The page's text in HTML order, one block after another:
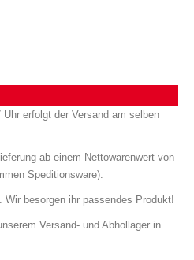
erfolgt der Versand am selben
ab einem Nettowarenwert von
Speditionsware).
Wir besorgen ihr passendes Produkt!
Versand- und Abhollager in